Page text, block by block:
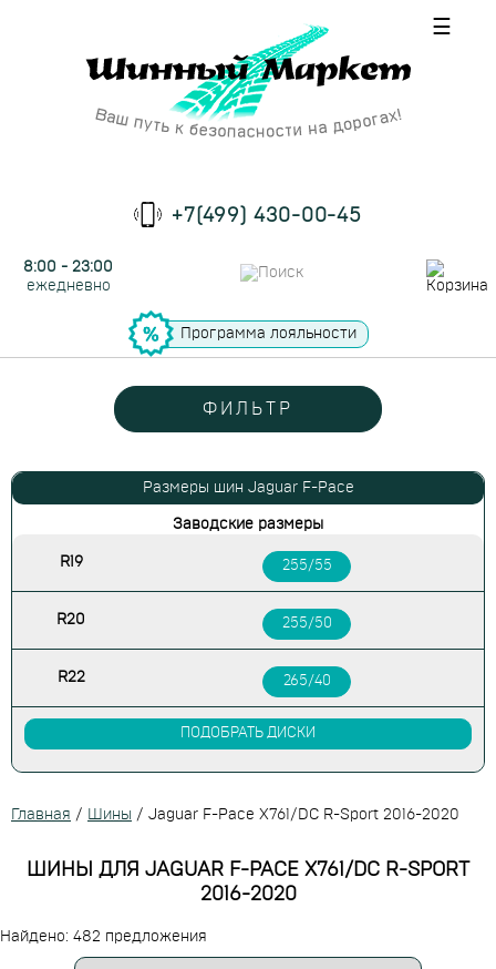
☰
+7(499) 430-00-45
8:00 - 23:00
ежедневно
Программа лояльности
ФИЛЬТР
Размеры шин Jaguar F-Pace
Заводские размеры
R19 255/55
R20 255/50
R22 265/40
ПОДОБРАТЬ ДИСКИ
Главная / Шины / Jaguar F-Pace X761/DC R-Sport 2016-2020
ШИНЫ ДЛЯ JAGUAR F-PACE X761/DC R-SPORT
2016-2020
Найдено: 482 предложения